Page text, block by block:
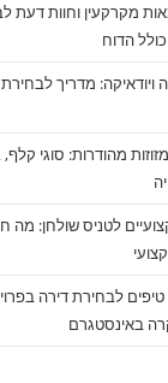
מקרקעין וחוות דעת
הדוח
ויודאיקה: מדריך לבחירת
מהודרות: סוגי
לטניס שולחן:
לבחירת דירה
באינסטגרם